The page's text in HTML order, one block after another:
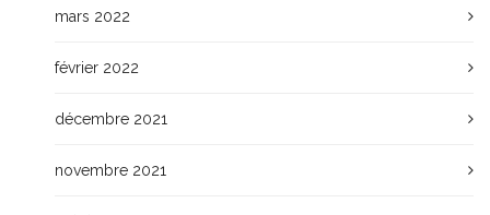
mars 2022
février 2022
décembre 2021
novembre 2021